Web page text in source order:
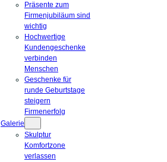
Präsente zum
Firmenjubiläum sind
wichtig
Hochwertige
Kundengeschenke
verbinden
Menschen
Geschenke für
runde Geburtstage
steigern
Firmenerfolg
Galerie
Skulptur
Komfortzone
verlassen